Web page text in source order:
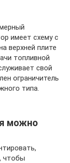
имеет схему с
верхней плите
топливной
свой
ограничитель
типа.
можно
чтобы